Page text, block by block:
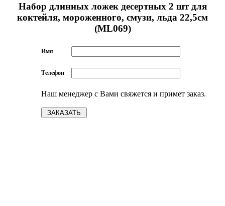
Набор длинных ложек десертных 2 шт для
коктейля, мороженного, смузи, льда 22,5см
(ML069)
Имя
Телефон
Наш менеджер с Вами свяжется и примет заказ.